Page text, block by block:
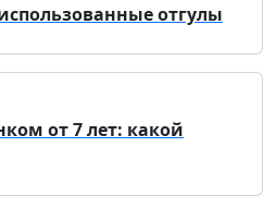
отгулы
от 7 лет: какой